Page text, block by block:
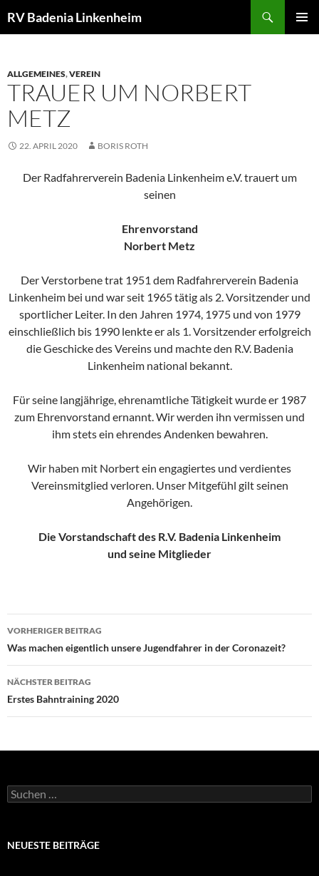
Inhalt
RV Badenia Linkenheim
ALLGEMEINES,VEREIN
TRAUER UM NORBERT
METZ
22. APRIL 2020 BORIS ROTH
Der Radfahrerverein Badenia Linkenheim e.V. trauert um
seinen
Ehrenvorstand
Norbert Metz
Der Verstorbene trat 1951 dem Radfahrerverein Badenia
Linkenheim bei und war seit 1965 tätig als 2. Vorsitzender und
sportlicher Leiter. In den Jahren 1974, 1975 und von 1979
einschließlich bis 1990 lenkte er als 1. Vorsitzender erfolgreich
die Geschicke des Vereins und machte den R.V. Badenia
Linkenheim national bekannt.
Für seine langjährige, ehrenamtliche Tätigkeit wurde er 1987
zum Ehrenvorstand ernannt. Wir werden ihn vermissen und
ihm stets ein ehrendes Andenken bewahren.
Wir haben mit Norbert ein engagiertes und verdientes
Vereinsmitglied verloren. Unser Mitgefühl gilt seinen
Angehörigen.
Die Vorstandschaft des R.V. Badenia Linkenheim
und seine Mitglieder
Beitragsnavigation
VORHERIGER BEITRAG
Was machen eigentlich unsere Jugendfahrer in der Coronazeit?
NÄCHSTER BEITRAG
Erstes Bahntraining 2020
Suchen
nach:
NEUESTE BEITRÄGE